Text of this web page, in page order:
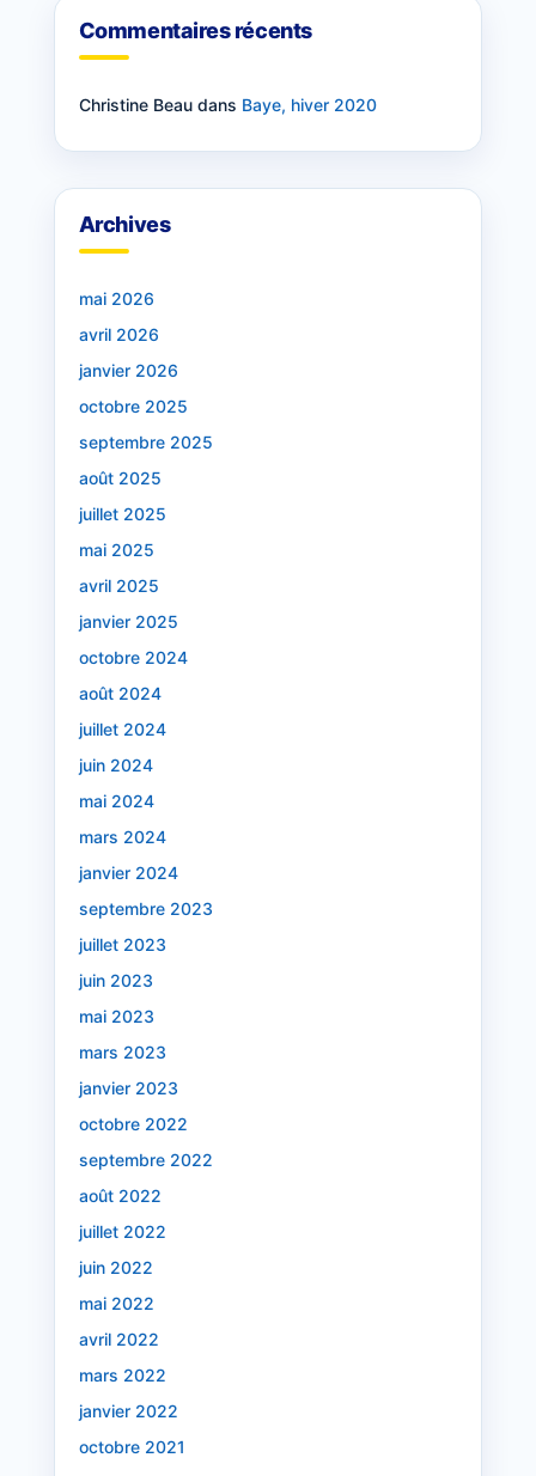
Commentaires récents
Christine Beaudans Baye, hiver 2020
Archives
mai 2026
avril 2026
janvier 2026
octobre 2025
septembre 2025
août 2025
juillet 2025
mai 2025
avril 2025
janvier 2025
octobre 2024
août 2024
juillet 2024
juin 2024
mai 2024
mars 2024
janvier 2024
septembre 2023
juillet 2023
juin 2023
mai 2023
mars 2023
janvier 2023
octobre 2022
septembre 2022
août 2022
juillet 2022
juin 2022
mai 2022
avril 2022
mars 2022
janvier 2022
octobre 2021